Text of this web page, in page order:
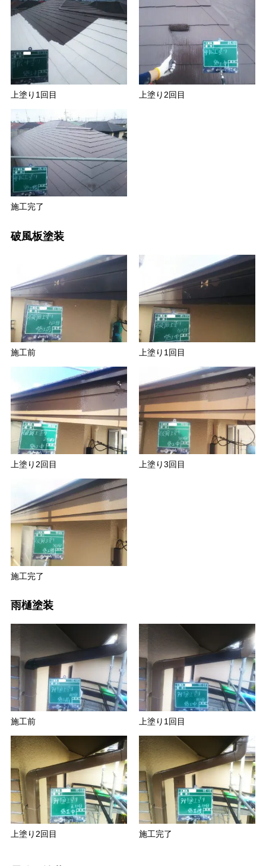
上塗り1回目 上塗り2回目
施工完了
破風板塗装
施工前 上塗り1回目
上塗り2回目 上塗り3回目
施工完了
雨樋塗装
施工前 上塗り1回目
上塗り2回目 施工完了